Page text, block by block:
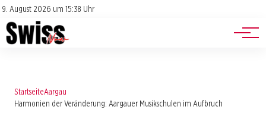
9. August 2026 um 15:38 Uhr
Impressum
Datenschutz
Jobs
Events
StartseiteAargau
Harmonien der Veränderung: Aargauer Musikschulen im Aufbruch